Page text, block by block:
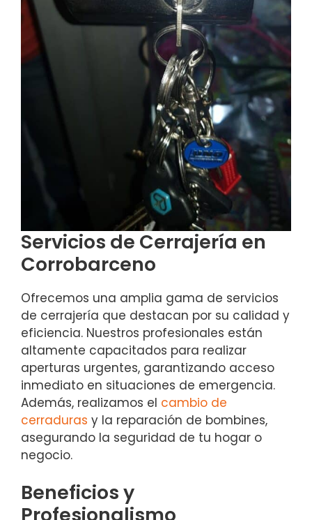
Servicios de Cerrajería en
Corrobarceno
Ofrecemos una amplia gama de servicios
de cerrajería que destacan por su calidad y
eficiencia. Nuestros profesionales están
altamente capacitados para realizar
aperturas urgentes, garantizando acceso
inmediato en situaciones de emergencia.
Además, realizamos el cambio de
cerraduras y la reparación de bombines,
asegurando la seguridad de tu hogar o
negocio.
Beneficios y
Profesionalismo